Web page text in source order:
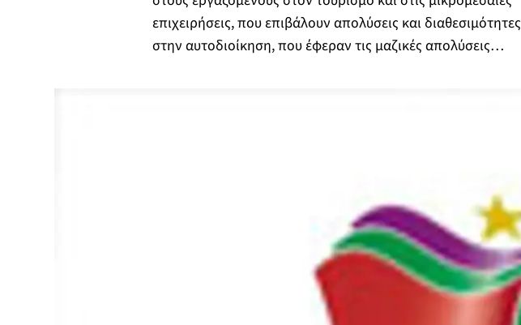
επιχειρήσεις, που επιβάλουν απολύσεις και διαθεσιμότητες
στην αυτοδιοίκηση, που έφεραν τις μαζικές απολύσεις…